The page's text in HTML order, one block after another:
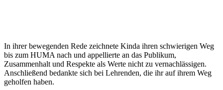
In ihrer bewegenden Rede zeichnete Kinda ihren schwierigen Weg
bis zum HUMA nach und appellierte an das Publikum,
Zusammenhalt und Respekte als Werte nicht zu vernachlässigen.
Anschließend bedankte sich bei Lehrenden, die ihr auf ihrem Weg
geholfen haben.